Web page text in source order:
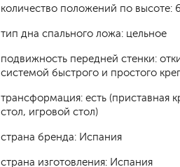
количество положений по высоте: 6
тип дна спального ложа: цельное
подвижность передней стенки:
системой быстрого и простого
трансформация: есть (приставная
стол, игровой стол)
страна бренда: Испания
страна изготовления: Испания